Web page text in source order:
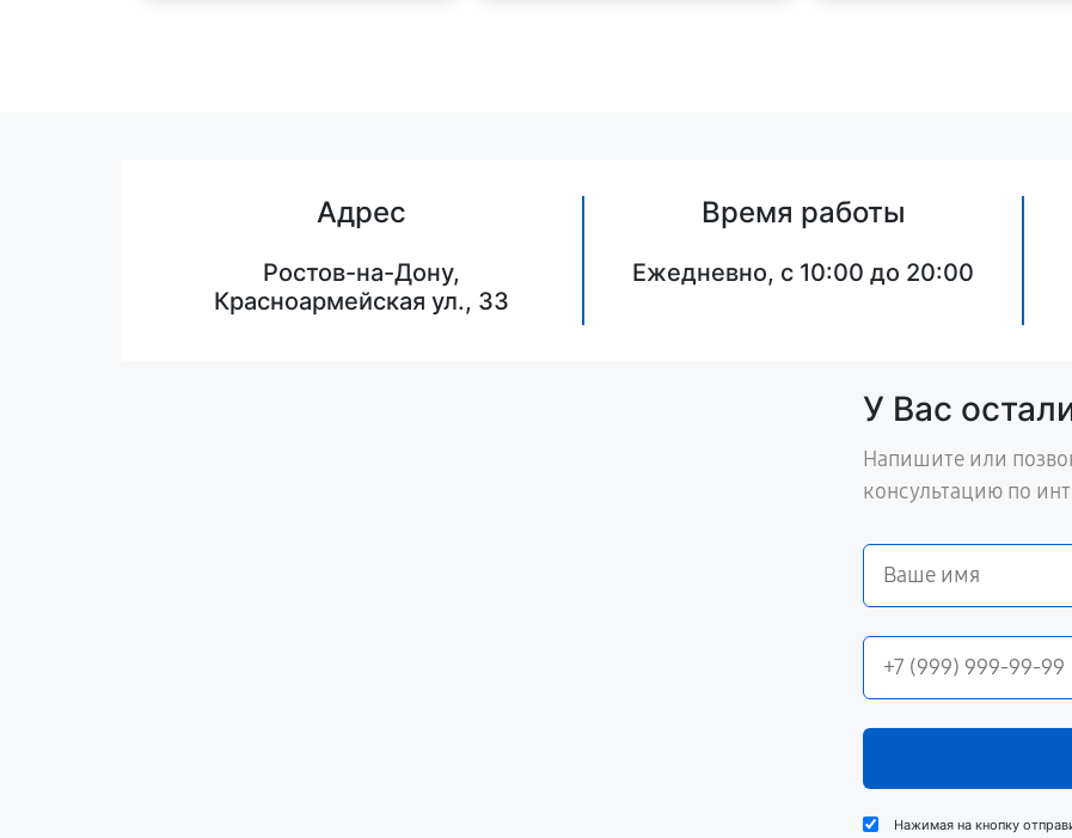
Адрес
Ростов-на-Дону,
Красноармейская ул., 33
Время работы
Ежедневно, с 10:00 до 20:00
У Вас
Напишите или
консультацию по
Нажимая на кнопку